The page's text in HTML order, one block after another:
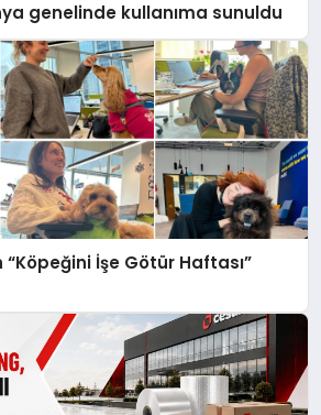
genelinde kullanıma sunuldu
“Köpeğini İşe Götür Haftası”